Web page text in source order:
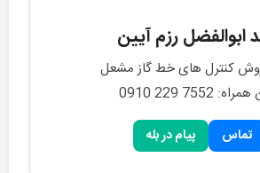
ابوالفضل رزم آیین
کنترل های خط گاز مشعل
0910 229 7552
تماس پیام در بله